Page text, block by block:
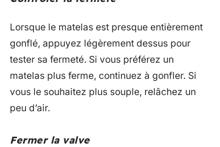
Lorsque le matelas est presque entièrement
gonflé, appuyez légèrement dessus pour
tester sa fermeté. Si vous préférez un
matelas plus ferme, continuez à gonfler. Si
vous le souhaitez plus souple, relâchez un
peu d’air.
Fermer la valve